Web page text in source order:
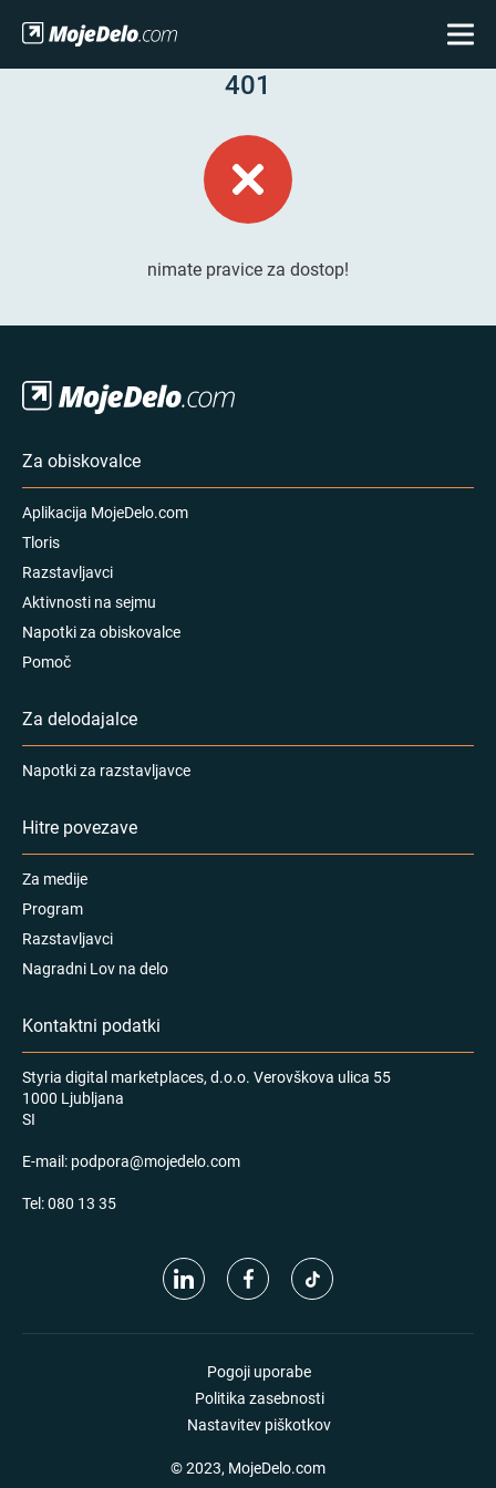
401
nimate pravice za dostop!
Za obiskovalce
Aplikacija MojeDelo.com
Tloris
Razstavljavci
Aktivnosti na sejmu
Napotki za obiskovalce
Pomoč
Za delodajalce
Napotki za razstavljavce
Hitre povezave
Za medije
Program
Razstavljavci
Nagradni Lov na delo
Kontaktni podatki
Styria digital marketplaces, d.o.o. Verovškova ulica 55
1000 Ljubljana
SI
E-mail: podpora@mojedelo.com
Tel:080 13 35
Pogoji uporabe
Politika zasebnosti
Nastavitev piškotkov
© 2023, MojeDelo.com